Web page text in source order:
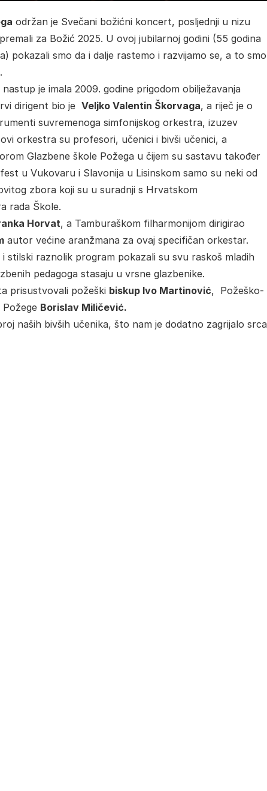
održan je Svečani božićni koncert, posljednji u nizu
za Božić 2025. U ovoj jubilarnoj godini (55 godina
pokazali smo da i dalje rastemo i razvijamo se, a to smo
je imala 2009. godine prigodom obilježavanja
dirigent bio je Veljko Valentin Škorvaga, a riječ je o
suvremenoga simfonijskog orkestra, izuzev
orkestra su profesori, učenici i bivši učenici, a
Glazbene škole Požega u čijem su sastavu također
u Vukovaru i Slavonija u Lisinskom samo su neki od
zbora koji su u suradnji s Hrvatskom
rada Škole.
Horvat, a Tamburaškom filharmonijom dirigirao
autor većine aranžmana za ovaj specifičan orkestar.
stilski raznolik program pokazali su svu raskoš mladih
pedagoga stasaju u vrsne glazbenike.
prisustvovali požeški biskup Ivo Martinović, Požeško-
Borislav Miličević.
naših bivših učenika, što nam je dodatno zagrijalo srca